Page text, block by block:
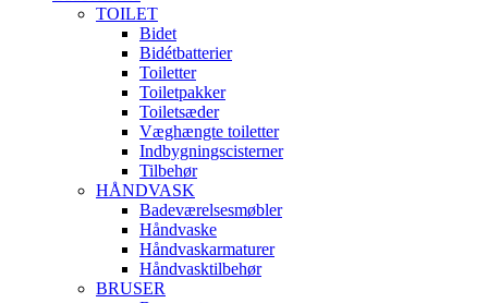
TOILET
Bidet
Bidétbatterier
Toiletter
Toiletpakker
Toiletsæder
Væghængte toiletter
Indbygningscisterner
Tilbehør
HÅNDVASK
Badeværelsesmøbler
Håndvaske
Håndvaskarmaturer
Håndvasktilbehør
BRUSER